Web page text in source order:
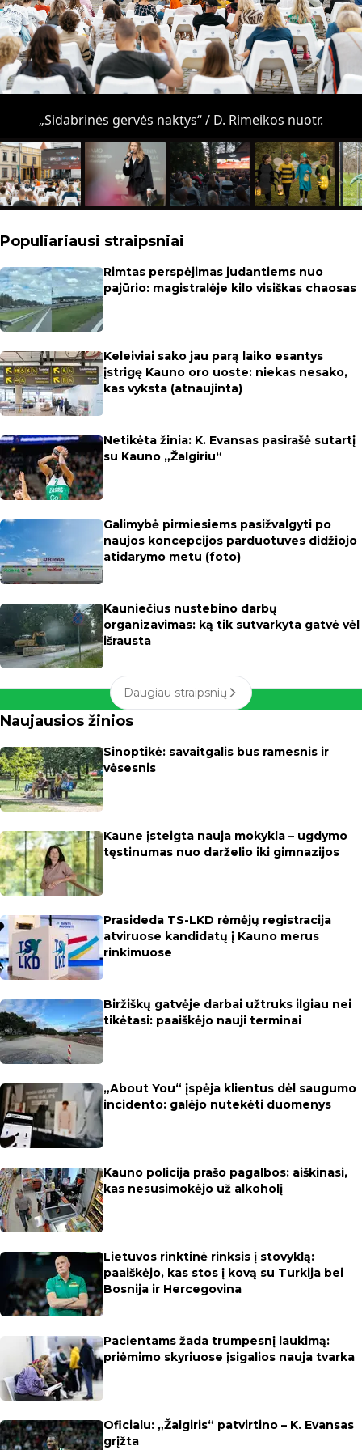
„Sidabrinės gervės naktys“ / D. Rimeikos nuotr.
Populiariausi straipsniai
Rimtas perspėjimas judantiems nuo
pajūrio: magistralėje kilo visiškas chaosas
Keleiviai sako jau parą laiko esantys
įstrigę Kauno oro uoste: niekas nesako,
kas vyksta (atnaujinta)
Netikėta žinia: K. Evansas pasirašė sutartį
su Kauno „Žalgiriu“
Galimybė pirmiesiems pasižvalgyti po
naujos koncepcijos parduotuves didžiojo
atidarymo metu (foto)
Kauniečius nustebino darbų
organizavimas: ką tik sutvarkyta gatvė vėl
išrausta
Daugiau straipsnių
Naujausios žinios
Sinoptikė: savaitgalis bus ramesnis ir
vėsesnis
Kaune įsteigta nauja mokykla – ugdymo
tęstinumas nuo darželio iki gimnazijos
Prasideda TS-LKD rėmėjų registracija
atviruose kandidatų į Kauno merus
rinkimuose
Biržiškų gatvėje darbai užtruks ilgiau nei
tikėtasi: paaiškėjo nauji terminai
„About You“ įspėja klientus dėl saugumo
incidento: galėjo nutekėti duomenys
Kauno policija prašo pagalbos: aiškinasi,
kas nesusimokėjo už alkoholį
Lietuvos rinktinė rinksis į stovyklą:
paaiškėjo, kas stos į kovą su Turkija bei
Bosnija ir Hercegovina
Pacientams žada trumpesnį laukimą:
priėmimo skyriuose įsigalios nauja tvarka
Oficialu: „Žalgiris“ patvirtino – K. Evansas
grįžta